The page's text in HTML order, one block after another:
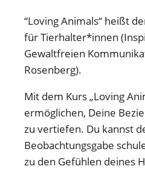
“Loving Animals“ heißt
für Tierhalter*innen
Gewaltfreien
Rosenberg).
Mit dem Kurs „Loving
ermöglichen, Deine
zu vertiefen. Du kannst
Beobachtungsgabe
zu den Gefühlen deines